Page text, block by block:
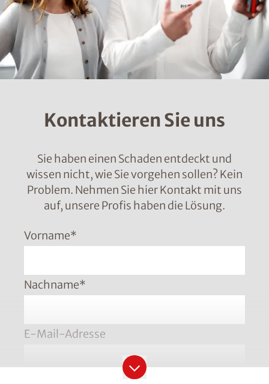
Kontaktieren Sie uns
Sie haben einen Schaden entdeckt und
wissen nicht, wie Sie vorgehen sollen? Kein
Problem. Nehmen Sie hier Kontakt mit uns
auf, unsere Profis haben die Lösung.
Vorname*
Nachname*
E-Mail-Adresse